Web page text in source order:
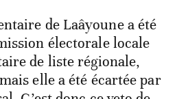
de Laâyoune a été
électorale locale
de liste régionale,
mais elle a été écartée par